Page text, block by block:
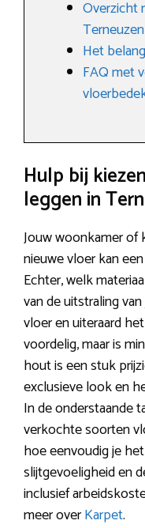
Overzicht
Terneuzen
Het
FAQ met
Hulp bij
leggen in
Jouw woonkamer of
nieuwe vloer kan
Echter, welk
van de uitstraling
vloer en uiteraard
voordelig, maar is
hout is een stuk
exclusieve look en
In de onderstaande
verkochte soorten
hoe eenvoudig je
slijtgevoeligheid en
inclusief
meer overKarpet.